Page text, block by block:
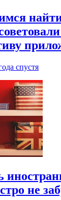
спустя
не